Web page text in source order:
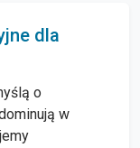
dla
o
w